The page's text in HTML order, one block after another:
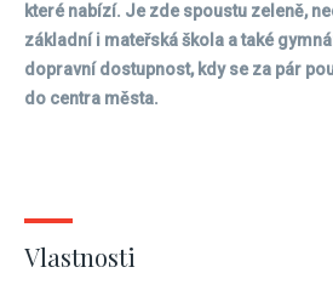
které nabízí. Je zde spoustu zeleně,
základní i mateřská škola a také
dopravní dostupnost, kdy se za pár
do centra města.
Vlastnosti